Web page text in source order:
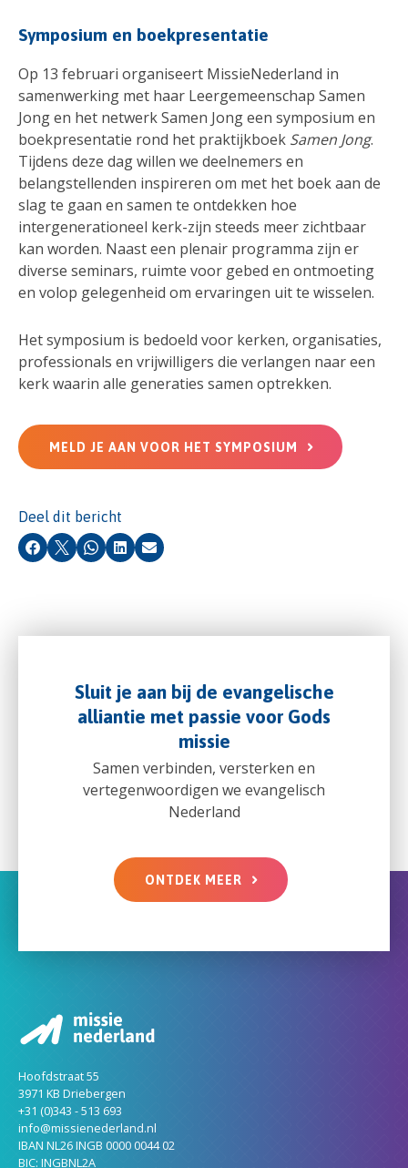
Symposium en boekpresentatie
Op 13 februari organiseert MissieNederland in
samenwerking met haar Leergemeenschap Samen
Jong en het netwerk Samen Jong een symposium en
boekpresentatie rond het praktijkboek Samen Jong.
Tijdens deze dag willen we deelnemers en
belangstellenden inspireren om met het boek aan de
slag te gaan en samen te ontdekken hoe
intergenerationeel kerk-zijn steeds meer zichtbaar
kan worden. Naast een plenair programma zijn er
diverse seminars, ruimte voor gebed en ontmoeting
en volop gelegenheid om ervaringen uit te wisselen.
Het symposium is bedoeld voor kerken, organisaties,
professionals en vrijwilligers die verlangen naar een
kerk waarin alle generaties samen optrekken.
MELD JE AAN VOOR HET SYMPOSIUM
Deel dit bericht
Facebook
X Whatsapp
LinkedInE-mail
Sluit je aan bij de evangelische
alliantie met passie voor Gods
missie
Samen verbinden, versterken en
vertegenwoordigen we evangelisch
Nederland
ONTDEK MEER
Hoofdstraat 55
3971 KB Driebergen
+31 (0)343 - 513 693
info@missienederland.nl
IBAN NL26 INGB 0000 0044 02
BIC: INGBNL2A